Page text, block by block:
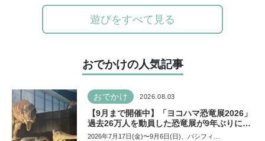
遊びをすべて見る
おでかけの人気記事
おでかけ 2026.08.03
【9月まで開催中】「ヨコハマ恐竜展2026」
過去26万人を動員した恐竜展が9年ぶりに復
活！ 夏休みのおでかけで楽しむポイントを
2026年7月17日(金)〜9月6日(日)、パシフィ…